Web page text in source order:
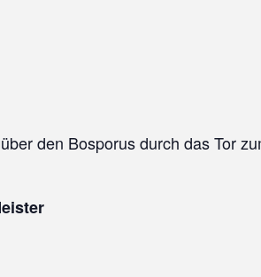
den Bosporus durch das Tor